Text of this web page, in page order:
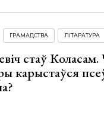
ГРАМАДСТВА ЛІТАРАТУРА
стаў Коласам.
карыстаўся